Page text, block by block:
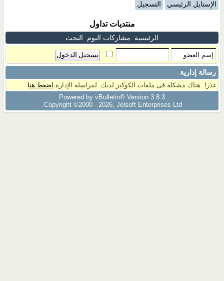
الإستايل الرئيسي التسجيل
منتديات تداول
الرئيسية مشاركات اليوم البحث
رسالة إدارية
عذرا. هناك مشكلة فى ملفات الكوكيز لديك. لمراسلة الإدارة اضغط هنا
Powered by vBulletin® Version 3.8.3
Copyright ©2000 - 2026, Jelsoft Enterprises Ltd.